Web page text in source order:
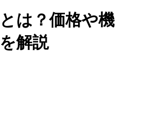
とは？価格や機
解説